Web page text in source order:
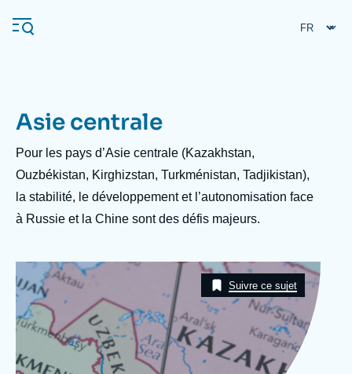
au
contenu
Navigation
principale
L'Ifri
Analyses
Événements
Se connecter
L'Ifri en bref Proche-Orient
Asie centrale
Description
Pour les pays d’Asie centrale (Kazakhstan,
Ouzbékistan, Kirghizstan, Turkménistan, Tadjikistan),
la stabilité, le développement et l’autonomisation face
à Russie et la Chine sont des défis majeurs.
Image
Taxonomie
Suivre ce sujet